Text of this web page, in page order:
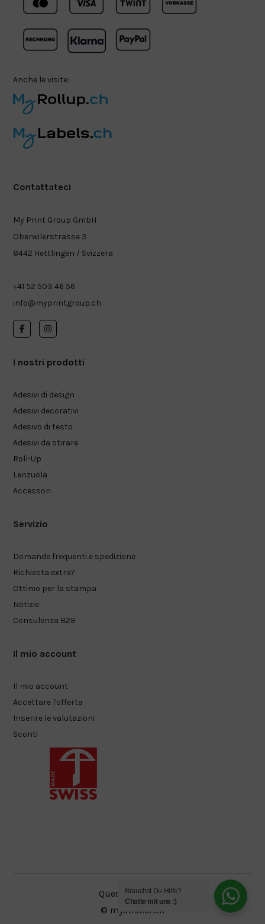
Anche le visite:
Contattateci
My Print Group GmbH
Oberwilerstrasse 3
8442 Hettlingen / Svizzera
+41 52 503 46 56
info@myprintgroup.ch
I nostri prodotti
Adesivi di design
Adesivi decorativi
Adesivo di testo
Adesivi da stirare
Roll-Up
Lenzuola
Accessori
Servizio
Domande frequenti e spedizione
Richiesta extra?
Ottimo per la stampa
Notizie
Consulenza B2B
Il mio account
Il mio account
Accettare l'offerta
Inserire le valutazioni
Sconti
Questioni legali
© mysticker.ch
Brauchst Du Hilfe?
Chatte mit uns :)